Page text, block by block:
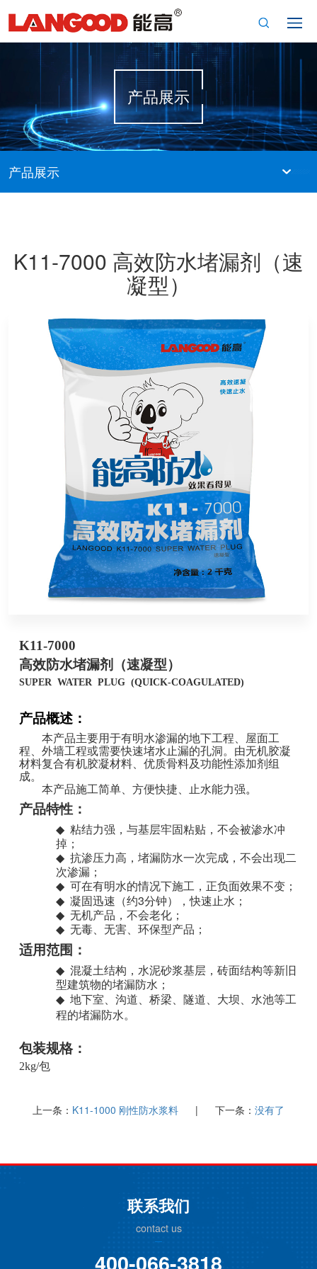
产品展示
产品展示
K11-7000 高效防水堵漏剂（速
凝型）
K11-7000
高效防水堵漏剂（速凝型）
SUPER WATER PLUG (QUICK-COAGULATED)
产品概述：
本产品主要用于有明水渗漏的地下工程、屋面工
程、外墙工程或需要快速堵水止漏的孔洞。 由无机胶凝
材料复合有机胶凝材料、优质骨料及功能性添加剂组
成。
本产品施工简单、方便快捷、止水能力强。
产品特性：
◆ 粘结力强，与基层牢固粘贴，不会被渗水冲
掉；
◆ 抗渗压力高，堵漏防水一次完成，不会出现二
次渗漏；
◆ 可在有明水的情况下施工，正负面效果不变；
◆ 凝固迅速（约3分钟），快速止水；
◆ 无机产品，不会老化；
◆ 无毒、无害、环保型产品；
适用范围：
◆ 混凝土结构，水泥砂浆基层，砖面结构等新旧
型建筑物的堵漏防水；
◆ 地下室、沟道、桥梁、隧道、大坝、水池等工
程的堵漏防水。
包装规格：
2kg/包
上一条： K11-1000 刚性防水浆料 | 下一条： 没有了
联系我们
contact us
400-066-3818